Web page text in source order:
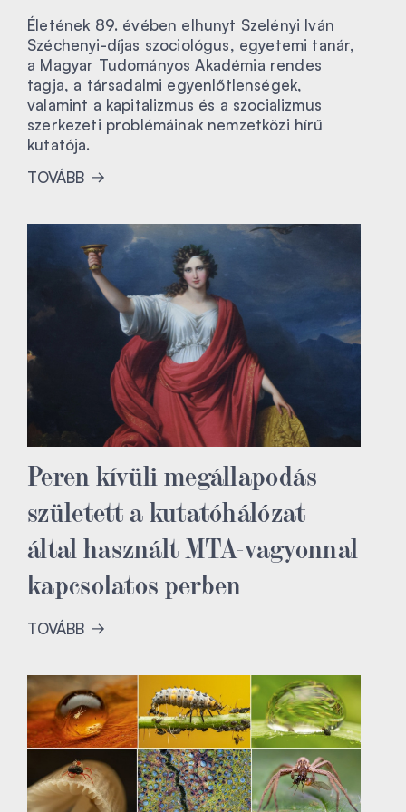
Életének 89. évében elhunyt Szelényi Iván
Széchenyi-díjas szociológus, egyetemi tanár,
a Magyar Tudományos Akadémia rendes
tagja, a társadalmi egyenlőtlenségek,
valamint a kapitalizmus és a szocializmus
szerkezeti problémáinak nemzetközi hírű
kutatója.
TOVÁBB
Peren kívüli megállapodás
született a kutatóhálózat
által használt MTA-vagyonnal
kapcsolatos perben
TOVÁBB